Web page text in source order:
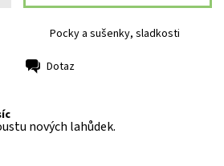
Pocky a sušenky, sladkosti
Dotaz
nových lahůdek.